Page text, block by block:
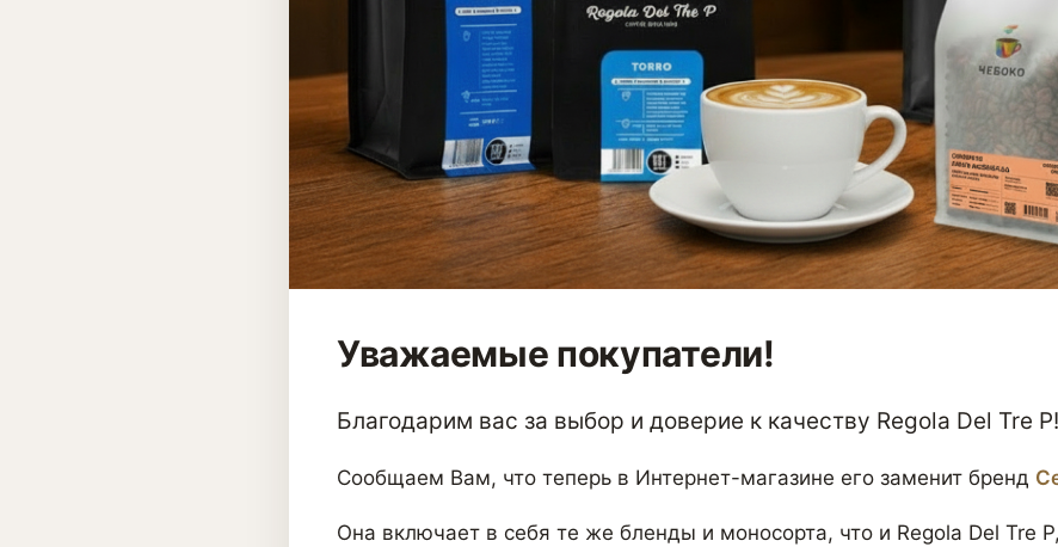
Уважаемые покупатели!
Благодарим вас за выбор и доверие к качеству Regola Del Tre P!
Сообщаем Вам, что теперь в Интернет-магазине его заменит бренд
Она включает в себя те же бленды и моносорта, что и Regola Del Tre